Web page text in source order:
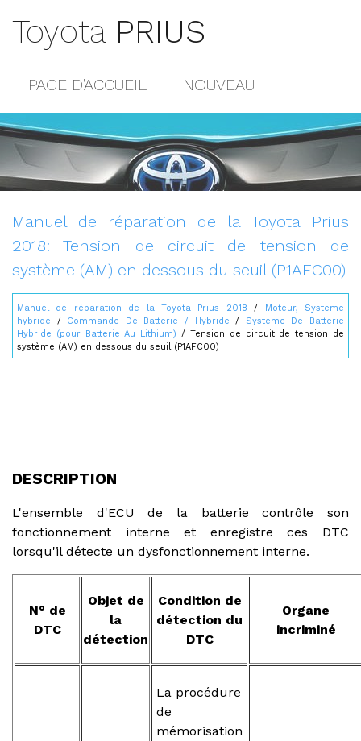
Toyota PRIUS
PAGE D'ACCUEIL NOUVEAU
POPULAIRE
CONTACTS
Manuel de réparation de la Toyota Prius
2018: Tension de circuit de tension de
système (AM) en dessous du seuil (P1AFC00)
Manuel de réparation de la Toyota Prius 2018 /
Moteur, Systeme
hybride / Commande De Batterie / Hybride / Systeme De Batterie
Hybride (pour Batterie Au Lithium) / Tension de circuit de tension de
système (AM) en dessous du seuil (P1AFC00)
DESCRIPTION
L'ensemble d'ECU de la batterie contrôle son
fonctionnement interne et enregistre ces DTC
lorsqu'il détecte un dysfonctionnement interne.
N° de
DTC
Objet de
la
détection
Condition de
détection du
DTC
Organe
incriminé
La procédure
de
mémorisation